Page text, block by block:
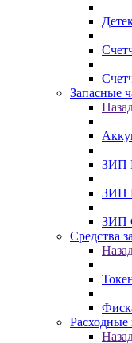
Запасные
ЗИП
ЗИП
ЗИП
Средства
Расходные